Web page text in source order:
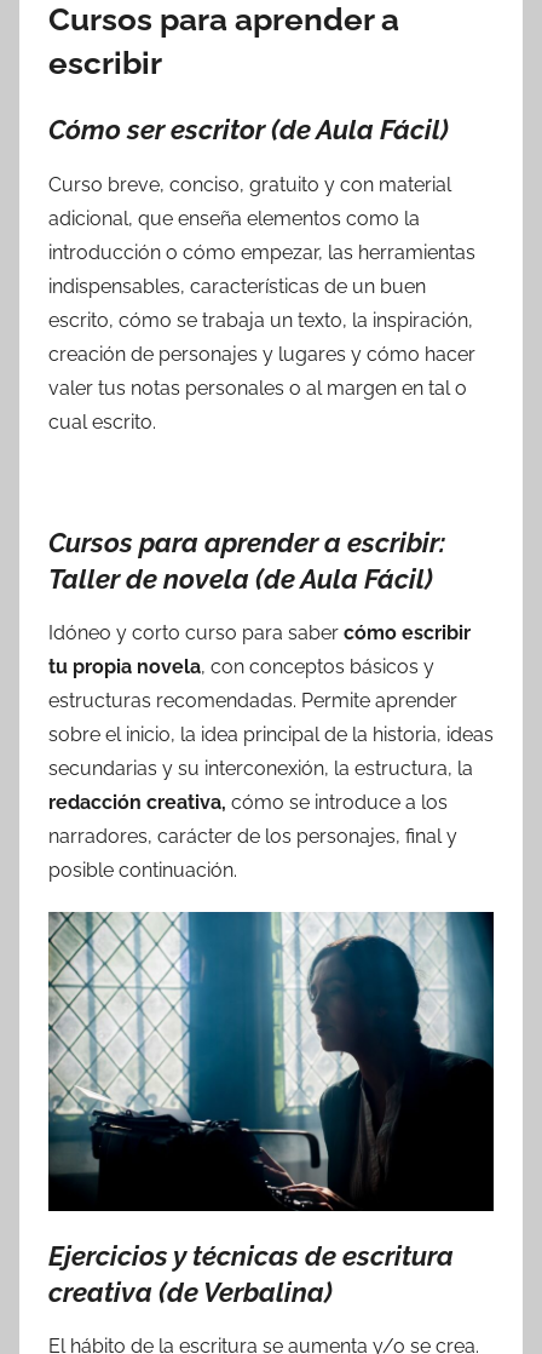
Cursos para aprender a
escribir
Cómo ser escritor (de Aula Fácil)
Curso breve, conciso, gratuito y con material
adicional, que enseña elementos como la
introducción o cómo empezar, las herramientas
indispensables, características de un buen
escrito, cómo se trabaja un texto, la inspiración,
creación de personajes y lugares y cómo hacer
valer tus notas personales o al margen en tal o
cual escrito.
Cursos para aprender a escribir:
Taller de novela (de Aula Fácil)
Idóneo y corto curso para saber cómo escribir
tu propia novela, con conceptos básicos y
estructuras recomendadas. Permite aprender
sobre el inicio, la idea principal de la historia, ideas
secundarias y su interconexión, la estructura, la
redacción creativa, cómo se introduce a los
narradores, carácter de los personajes, final y
posible continuación.
Ejercicios y técnicas de escritura
creativa (de Verbalina)
El hábito de la escritura se aumenta y/o se crea.